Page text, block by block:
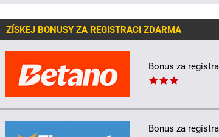
ZÍSKEJ BONUSY ZA REGISTRACI ZDARMA
Bonus za
Bonus za